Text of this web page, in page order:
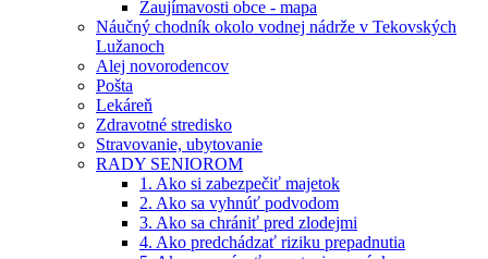
Zaujímavosti obce - mapa
Náučný chodník okolo vodnej nádrže v Tekovských
Lužanoch
Alej novorodencov
Pošta
Lekáreň
Zdravotné stredisko
Stravovanie, ubytovanie
RADY SENIOROM
1. Ako si zabezpečiť majetok
2. Ako sa vyhnúť podvodom
3. Ako sa chrániť pred zlodejmi
4. Ako predchádzať riziku prepadnutia